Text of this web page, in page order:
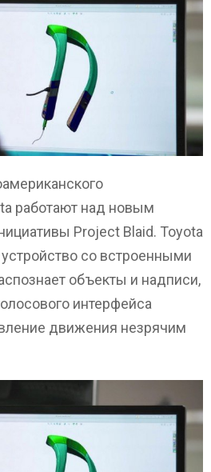
работают над новым
Project Blaid. Toyota
со встроенными
объекты и надписи,
интерфейса
движения незрячим